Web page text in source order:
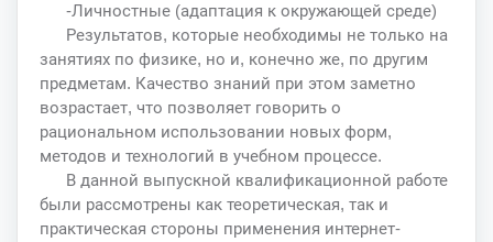
-Личностные (адаптация к окружающей среде)
Результатов, которые необходимы не только на
занятиях по физике, но и, конечно же, по другим
предметам. Качество знаний при этом заметно
возрастает, что позволяет говорить о
рациональном использовании новых форм,
методов и технологий в учебном процессе.
В данной выпускной квалификационной работе
были рассмотрены как теоретическая, так и
практическая стороны применения интернет-